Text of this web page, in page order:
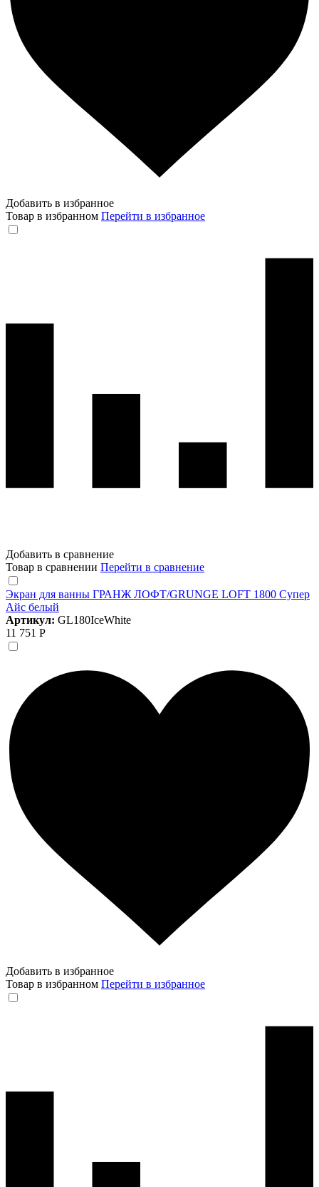
Добавить в избранное
Товар в избранном Перейти в избранное
Добавить в сравнение
Товар в сравнении Перейти в сравнение
Экран для ванны ГРАНЖ ЛОФТ/GRUNGE LOFT 1800 Супер
Айс белый
Артикул: GL180IceWhite
11 751 Р
Добавить в избранное
Товар в избранном Перейти в избранное